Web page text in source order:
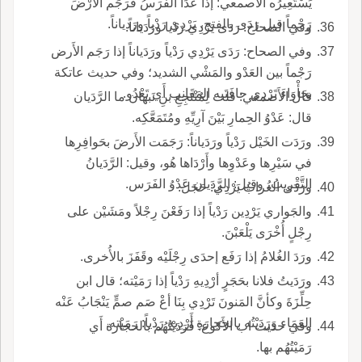
رَجْماً قيل رَدَى بالفتح، يَرْدِي رَدْياً ورَدياناً.
وفي الصحاح: رَدَى يَرْدِي رَدْيا ورَدَياناً.
وفي الصحاح: رَدَى يَرْدِي رَدْياً ورَدَياناً إذا رَجَم الأَرض
رَجْماً بين العَدْو والمَشْي الشديد؛ وفي حديث عاتكة
بجَأْوَاءَ تَرْدِي حافَتَيه المَقَانِب أَي تَعْدُو.
قال الأَصمعي: قلت لِمُنْتَجِعِ بنِ نَبهان ما الرَّدَيان
قال: عَدْوُ الحِمارِ بَيْنَ آرِيِّهِ ومُتَمَعَّكِه.
ورَدَت الخَيْل رَدْياً ورَدَياناً: رَجَمَت الأَرضَ بحَوافِرِها
في سَيْرِها وعَدْوِها وأَرْدَاها هُو، وقيل: الرَّدَيانُ
التَّقْريبُ، وقيل: الرَّدَيان عَدْوُ الفَرَس.
ورَدَى الغُرابُ يَرْدِي: حَجَلَ.
والجَواري يَرْدِين رَدْياً إذا رَفَعْنَ رِجْلاً ومَشَيْن على
رِجْلٍ أُخْرَى يَلْعَبْنَ.
ورَدَ الغُلامُ إذا رَفَع إحدَى رِجْلَيْه وقَفَزَ بالأُخرى.
ورَدَيتُ فلانا بحَجَرٍ أرْدِيهِ رَدْياً إذا رَمَيْته؛ قال ابن
حِلِّزَةَ وكأنَّ المَنونَ تَرْدِي بِنَا أعْ صَم صمٍّ يَنْجَابُ عَنْه
العَمَاء وَرَدَيْتُه بالحِجارَةِ أَرْدِيهِ رَدْياً: رَمَيْته.
وفي حديث اب الأَكوع: فَرَدَيْتُهُم بالحجارة أَي
رَمَيْتُهُم بها.